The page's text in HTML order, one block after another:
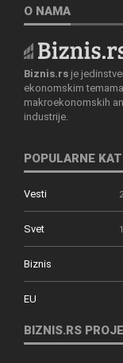
O NAMA
Biznis.rs je
ekonomskim
makroekonomskih
industrije.
POPULARNE
Vesti
Svet
Biznis
EU
BIZNIS.RS